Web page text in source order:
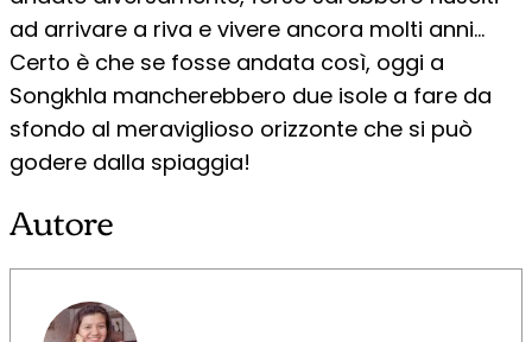
ad arrivare a riva e vivere ancora molti anni…
Certo è che se fosse andata così, oggi a
Songkhla mancherebbero due isole a fare da
sfondo al meraviglioso orizzonte che si può
godere dalla spiaggia!
Autore